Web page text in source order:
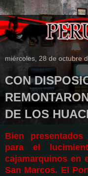
miércoles, 28 de octubre
CON
DE LOS
Bien
para el
cajamarquinos en
San Marcos. El